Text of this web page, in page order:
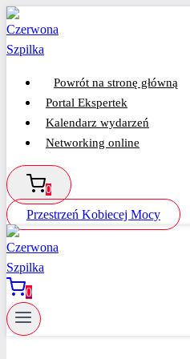
Przejdź
do
treści
Powrót na stronę główną
Portal Ekspertek
Kalendarz wydarzeń
Networking online
0
Przestrzeń Kobiecej Mocy
0